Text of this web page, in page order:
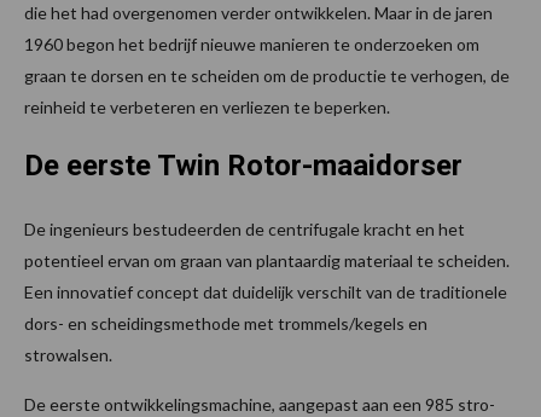
die het had overgenomen verder ontwikkelen. Maar in de jaren
1960 begon het bedrijf nieuwe manieren te onderzoeken om
graan te dorsen en te scheiden om de productie te verhogen, de
reinheid te verbeteren en verliezen te beperken.
De eerste Twin Rotor-maaidorser
De ingenieurs bestudeerden de centrifugale kracht en het
potentieel ervan om graan van plantaardig materiaal te scheiden.
Een innovatief concept dat duidelijk verschilt van de traditionele
dors- en scheidingsmethode met trommels/kegels en
strowalsen.
De eerste ontwikkelingsmachine, aangepast aan een 985 stro-